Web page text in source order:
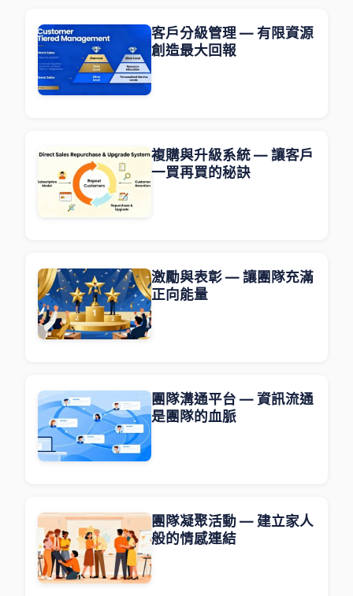
客戶分級管理 — 有限資源
創造最大回報
複購與升級系統 — 讓客戶
一買再買的秘訣
激勵與表彰 — 讓團隊充滿
正向能量
團隊溝通平台 — 資訊流通
是團隊的血脈
團隊凝聚活動 — 建立家人
般的情感連結